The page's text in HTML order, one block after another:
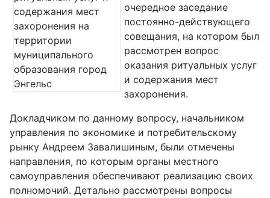
очередное заседание
постоянно-действующего
совещания, на котором был
рассмотрен вопрос
оказания ритуальных услуг
и содержания мест
захоронения.
Докладчиком по данному вопросу, начальником
управления по экономике и потребительскому
рынку Андреем Завалишиным, были отмечены
направления, по которым органы местного
самоуправления обеспечивают реализацию своих
полномочий. Детально рассмотрены вопросы